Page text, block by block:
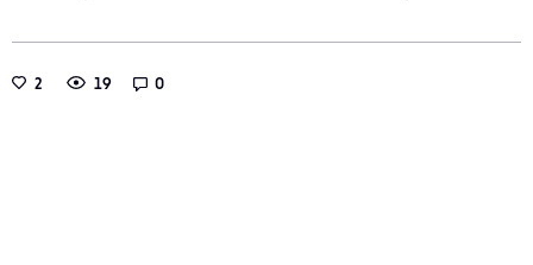
2 19 0